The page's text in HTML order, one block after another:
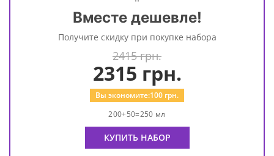
Вместе дешевле!
Получите скидку при покупке набора
2415 грн.
2315 грн.
Вы экономите:100 грн.
200+50=250 мл
КУПИТЬ НАБОР